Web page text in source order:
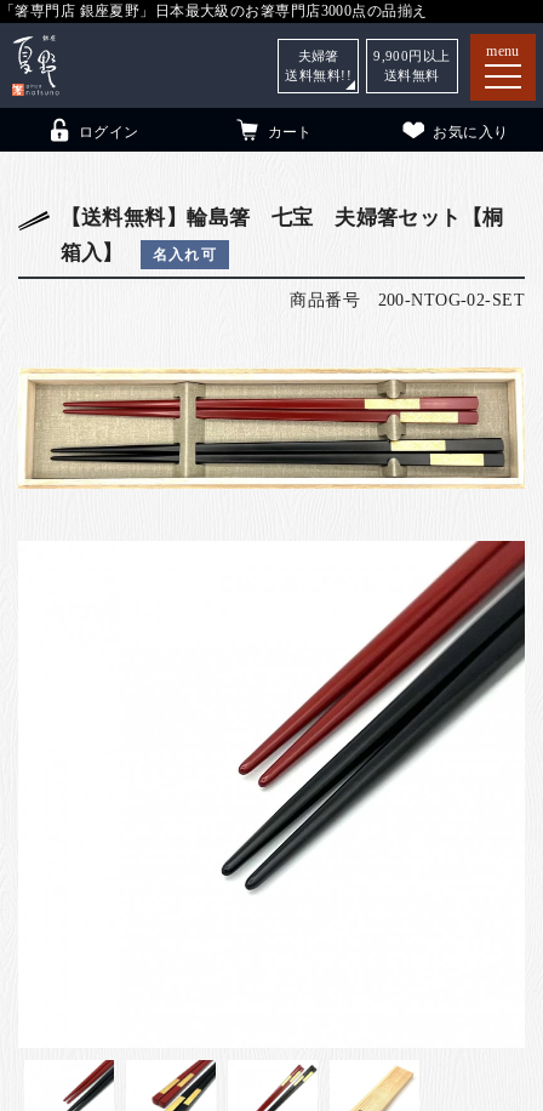
「箸専門店 銀座夏野」日本最大級のお箸専門店3000点の品揃え
menu
箸（贈答用・自宅用）
銀座夏野・箸長について
こども和食器 小夏について
ご利用ガイド
ログイン カート お気に入り
夫婦箸
送料無料!!
9,900 円以上
送料無料
【送料無料】輪島箸 七宝 夫婦箸セット【桐
箱入】
名入れ可
商品番号 200-NTOG-02-SET